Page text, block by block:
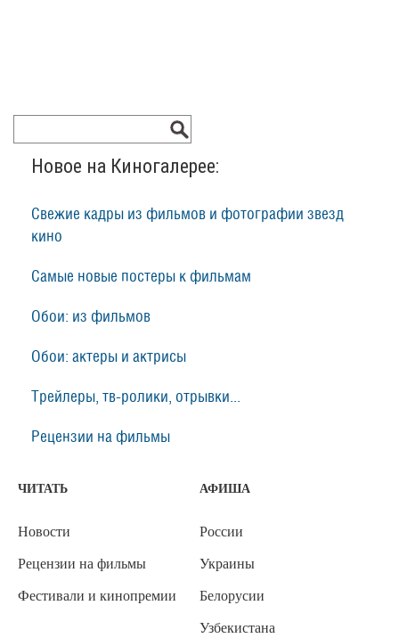
Новое на Киногалерее:
Свежие кадры из фильмов и фотографии звезд
кино
Самые новые постеры к фильмам
Обои: из фильмов
Обои: актеры и актрисы
Трейлеры, тв-ролики, отрывки...
Рецензии на фильмы
ЧИТАТЬ
Новости
Рецензии на фильмы
Фестивали и кинопремии
АФИША
России
Украины
Белорусии
Узбекистана